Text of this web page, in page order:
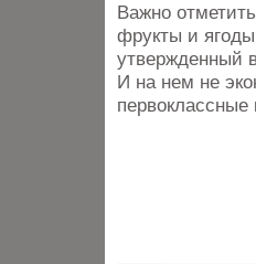
Важно
фрукты и
утвержденный
И на нем не